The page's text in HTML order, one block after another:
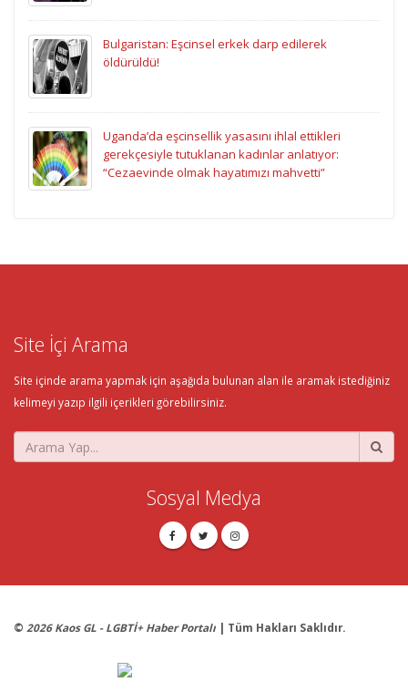
Bulgaristan: Eşcinsel erkek darp edilerek
öldürüldü!
Uganda’da eşcinsellik yasasını ihlal ettikleri
gerekçesiyle tutuklanan kadınlar anlatıyor:
“Cezaevinde olmak hayatımızı mahvetti”
Site İçi Arama
Site içinde arama yapmak için aşağıda bulunan alan ile aramak istediğiniz
kelimeyi yazıp ilgili içerikleri görebilirsiniz.
Sosyal Medya
© 2026 Kaos GL - LGBTİ+ Haber Portalı | Tüm Hakları Saklıdır.